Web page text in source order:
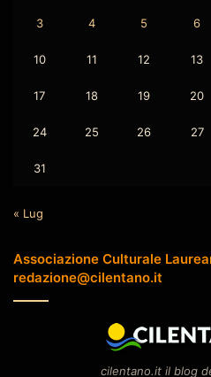
3 4 5 6
10 11 12 13
17 18 19 20
24 25 26 27
31
« Lug
Associazione Culturale
redazione@cilentano.it
cilentano.it il blog